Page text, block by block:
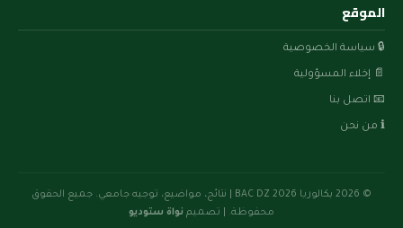
الموقع
🔒 سياسة الخصوصية
📄 إخلاء المسؤولية
📧 اتصل بنا
ℹ️ من نحن
© 2026 بكالوريا BAC DZ 2026 | نتائج، مواضيع، توجيه جامعي. جميع الحقوق
محفوظة. | تصميم نواة ستوديو